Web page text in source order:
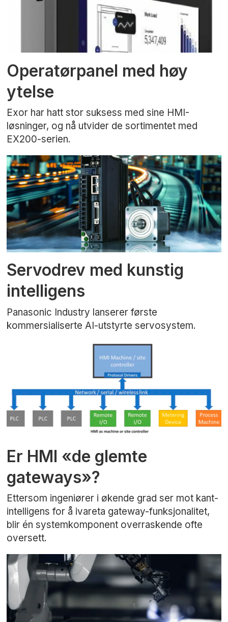
Operatørpanel med høy
ytelse
Exor har hatt stor suksess med sine HMI-
løsninger, og nå utvider de sortimentet med
EX200-serien.
Servodrev med kunstig
intelligens
Panasonic Industry lanserer første
kommersialiserte AI-utstyrte servosystem.
Er HMI «de glemte
gateways»?
Ettersom ingeniører i økende grad ser mot kant-
intelligens for å ivareta gateway-funksjonalitet,
blir én systemkomponent overraskende ofte
oversett.